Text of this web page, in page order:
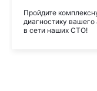
Пройдите
диагностику
в сети наших СТО!